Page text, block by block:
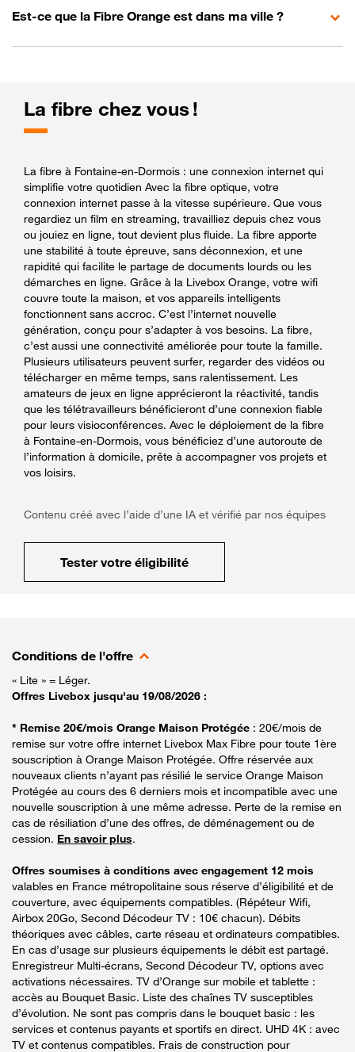
Est-ce que la Fibre Orange est dans ma ville ?
La fibre chez vous !
La fibre à Fontaine-en-Dormois : une connexion internet qui
simplifie votre quotidien Avec la fibre optique, votre
connexion internet passe à la vitesse supérieure. Que vous
regardiez un film en streaming, travailliez depuis chez vous
ou jouiez en ligne, tout devient plus fluide. La fibre apporte
une stabilité à toute épreuve, sans déconnexion, et une
rapidité qui facilite le partage de documents lourds ou les
démarches en ligne. Grâce à la Livebox Orange, votre wifi
couvre toute la maison, et vos appareils intelligents
fonctionnent sans accroc. C’est l’internet nouvelle
génération, conçu pour s’adapter à vos besoins. La fibre,
c’est aussi une connectivité améliorée pour toute la famille.
Plusieurs utilisateurs peuvent surfer, regarder des vidéos ou
télécharger en même temps, sans ralentissement. Les
amateurs de jeux en ligne apprécieront la réactivité, tandis
que les télétravailleurs bénéficieront d’une connexion fiable
pour leurs visioconférences. Avec le déploiement de la fibre
à Fontaine-en-Dormois, vous bénéficiez d’une autoroute de
l’information à domicile, prête à accompagner vos projets et
vos loisirs.
Contenu créé avec l’aide d’une IA et vérifié par nos équipes
Tester votre éligibilité
Conditions de l'offre
« Lite » = Léger.
Offres Livebox jusqu'au 19/08/2026 :
* Remise 20€/mois Orange Maison Protégée : 20€/mois de
remise sur votre offre internet Livebox Max Fibre pour toute 1ère
souscription à Orange Maison Protégée. Offre réservée aux
nouveaux clients n’ayant pas résilié le service Orange Maison
Protégée au cours des 6 derniers mois et incompatible avec une
nouvelle souscription à une même adresse. Perte de la remise en
cas de résiliation d’une des offres, de déménagement ou de
cession. En savoir plus.
Offres soumises à conditions avec engagement 12 mois
valables en France métropolitaine sous réserve d’éligibilité et de
couverture, avec équipements compatibles. (Répéteur Wifi,
Airbox 20Go, Second Décodeur TV : 10€ chacun). Débits
théoriques avec câbles, carte réseau et ordinateurs compatibles.
En cas d’usage sur plusieurs équipements le débit est partagé.
Enregistreur Multi-écrans, Second Décodeur TV, options avec
activations nécessaires. TV d’Orange sur mobile et tablette :
accès au Bouquet Basic. Liste des chaînes TV susceptibles
d’évolution. Ne sont pas compris dans le bouquet basic : les
services et contenus payants et sportifs en direct. UHD 4K : avec
TV et contenus compatibles. Frais de construction pour